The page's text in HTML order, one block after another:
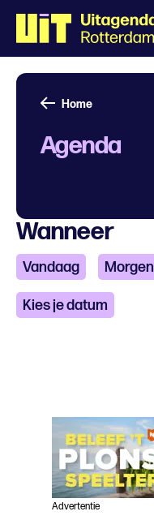
Home
Agenda
Wanneer
Vandaag Morgen
Kies je datum
Advertentie